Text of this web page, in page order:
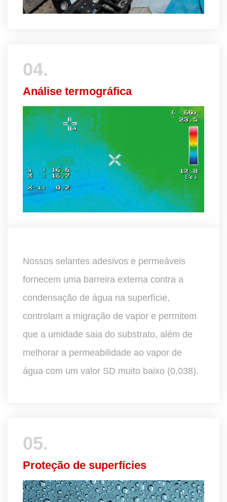
04.
Análise termográfica
Nossos selantes adesivos e permeáveis
fornecem uma barreira externa contra a
condensação de água na superfície,
controlam a migração de vapor e permitem
que a umidade saia do substrato, além de
melhorar a permeabilidade ao vapor de
água com um valor SD muito baixo (0,038).
05.
Proteção de superfícies